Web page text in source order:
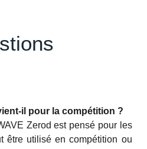
il pour la compétition ?
Zerod est pensé pour les
être utilisé en compétition ou